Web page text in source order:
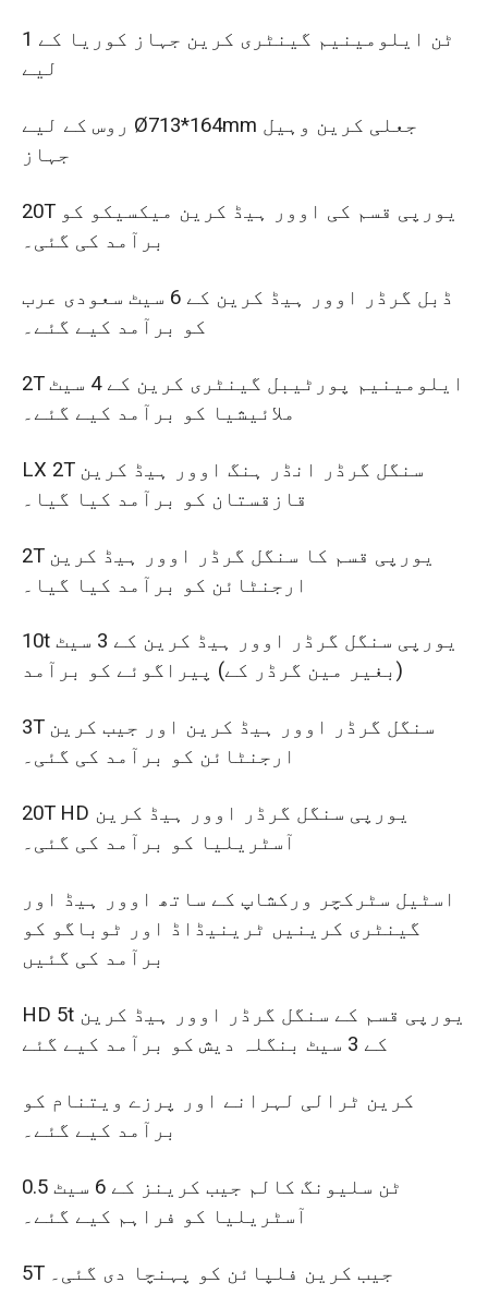
1 ٹن ایلومینیم گینٹری کرین جہاز کوریا کے
لیے
روس کے لیے Ø713*164mm جعلی کرین وہیل
جہاز
20T یورپی قسم کی اوور ہیڈ کرین میکسیکو کو
برآمد کی گئی۔
ڈبل گرڈر اوور ہیڈ کرین کے 6 سیٹ سعودی عرب
کو برآمد کیے گئے۔
2T ایلومینیم پورٹیبل گینٹری کرین کے 4 سیٹ
ملائیشیا کو برآمد کیے گئے۔
LX 2T سنگل گرڈر انڈر ہنگ اوور ہیڈ کرین
قازقستان کو برآمد کیا گیا۔
2T یورپی قسم کا سنگل گرڈر اوور ہیڈ کرین
ارجنٹائن کو برآمد کیا گیا۔
10t یورپی سنگل گرڈر اوور ہیڈ کرین کے 3 سیٹ
(بغیر مین گرڈر کے) پیراگوئے کو برآمد
3T سنگل گرڈر اوور ہیڈ کرین اور جیب کرین
ارجنٹائن کو برآمد کی گئی۔
20T HD یورپی سنگل گرڈر اوور ہیڈ کرین
آسٹریلیا کو برآمد کی گئی۔
اسٹیل سٹرکچر ورکشاپ کے ساتھ اوور ہیڈ اور
گینٹری کرینیں ٹرینیڈاڈ اور ٹوباگو کو
برآمد کی گئیں
HD 5t یورپی قسم کے سنگل گرڈر اوور ہیڈ کرین
کے 3 سیٹ بنگلہ دیش کو برآمد کیے گئے
کرین ٹرالی لہرانے اور پرزے ویتنام کو
برآمد کیے گئے۔
0.5 ٹن سلیونگ کالم جیب کرینز کے 6 سیٹ
آسٹریلیا کو فراہم کیے گئے۔
5T جیب کرین فلپائن کو پہنچا دی گئی۔